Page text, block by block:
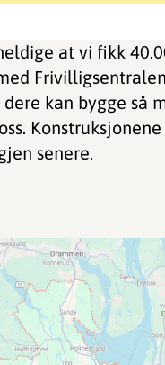
at vi fikk
kan bygge så
senere.